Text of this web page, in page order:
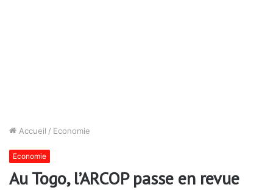
Accueil / Economie
Economie
Au Togo, l’ARCOP passe en revue